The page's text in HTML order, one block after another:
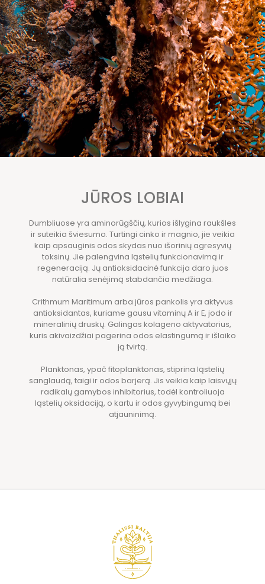
JŪROS LOBIAI
Dumbliuose yra aminorūgščių, kurios išlygina raukšles
ir suteikia šviesumo. Turtingi cinko ir magnio, jie veikia
kaip apsauginis odos skydas nuo išorinių agresyvių
toksinų. Jie palengvina ląstelių funkcionavimą ir
regeneraciją. Jų antioksidacinė funkcija daro juos
natūralia senėjimą stabdančia medžiaga.
Crithmum Maritimum arba jūros pankolis yra aktyvus
antioksidantas, kuriame gausu vitaminų A ir E, jodo ir
mineralinių druskų. Galingas kolageno aktyvatorius,
kuris akivaizdžiai pagerina odos elastingumą ir išlaiko
ją tvirtą.
Planktonas, ypač fitoplanktonas, stiprina ląstelių
sanglaudą, taigi ir odos barjerą. Jis veikia kaip laisvųjų
radikalų gamybos inhibitorius, todėl kontroliuoja
ląstelių oksidaciją, o kartu ir odos gyvybingumą bei
atjauninimą.